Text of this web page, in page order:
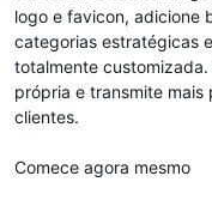
logo e favicon, adicione
categorias estratégicas
totalmente
própria e transmite mais
clientes.
Comece agora mesmo